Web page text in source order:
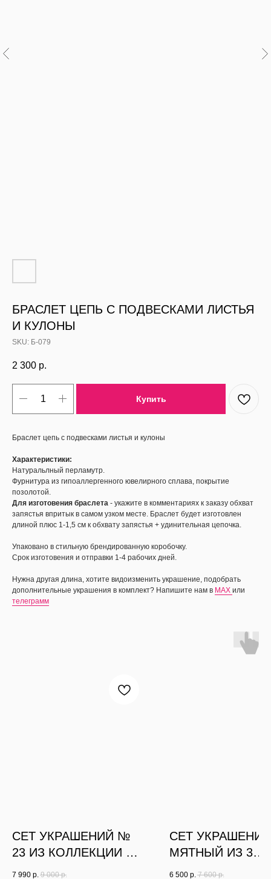
БРАСЛЕТ ЦЕПЬ С ПОДВЕСКАМИ ЛИСТЬЯ
И КУЛОНЫ
SKU: Б-079
2 300 р.
Купить
Браслет цепь с подвесками листья и кулоны
Характеристики:
Натуральлный перламутр.
Фурнитура из гипоаллергенного ювелирного сплава, покрытие
позолотой.
Для изготовения браслета - укажите в комментариях к заказу обхват
запястья впритык в самом узком месте. Браслет будет изготовлен
длиной плюс 1-1,5 см к обхвату запястья + удинительная цепочка.
Упаковано в стильную брендированную коробочку.
Срок изготовения и отправки 1-4 рабочих дней.
Нужна другая длина, хотите видоизменить украшение, подобрать
дополнительные украшения в комплект? Напишите нам в MAX или
телеграмм
СЕТ УКРАШЕНИЙ №
23 ИЗ КОЛЛЕКЦИИ А-
ЛЯ РУС: ЦЕПЬ,
7 990 р. 9 000 р.
СЕТ
МЯТНЫЙ ИЗ 3
ЧОКЕРОВ
6 500 р. 7 600 р.